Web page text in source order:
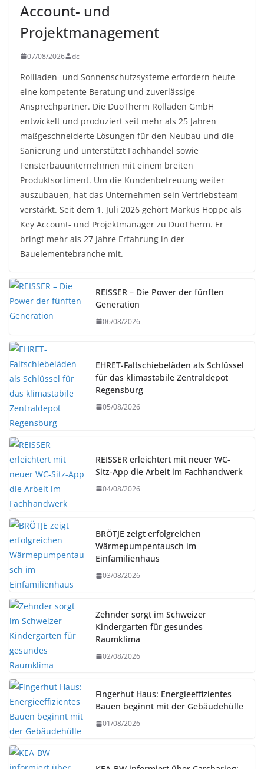
Account- und
Projektmanagement
07/08/2026 dc
Rollladen- und Sonnenschutzsysteme erfordern heute
eine kompetente Beratung und zuverlässige
Ansprechpartner. Die DuoTherm Rolladen GmbH
entwickelt und produziert seit mehr als 25 Jahren
maßgeschneiderte Lösungen für den Neubau und die
Sanierung und unterstützt Fachhandel sowie
Fensterbauunternehmen mit einem breiten
Produktsortiment. Um die Kundenbetreuung weiter
auszubauen, hat das Unternehmen sein Vertriebsteam
verstärkt. Seit dem 1. Juli 2026 gehört Markus Hoppe als
Key Account- und Projektmanager zu DuoTherm. Er
bringt mehr als 27 Jahre Erfahrung in der
Bauelementebranche mit.
REISSER – Die Power der fünften
Generation
06/08/2026
EHRET-Faltschiebeläden als Schlüssel
für das klimastabile Zentraldepot
Regensburg
05/08/2026
REISSER erleichtert mit neuer WC-
Sitz-App die Arbeit im Fachhandwerk
04/08/2026
BRÖTJE zeigt erfolgreichen
Wärmepumpentausch im
Einfamilienhaus
03/08/2026
Zehnder sorgt im Schweizer
Kindergarten für gesundes
Raumklima
02/08/2026
Fingerhut Haus: Energieeffizientes
Bauen beginnt mit der Gebäudehülle
01/08/2026